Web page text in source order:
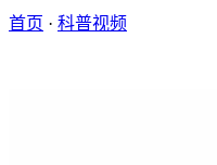
首页 · 科普视频